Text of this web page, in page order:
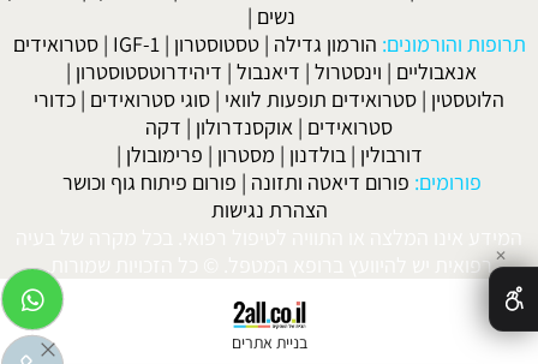
נשים |
תרופות והורמונים: הורמון גדילה |טסטוסטרון |
IGF-1
|סטרואידים
אנאבוליים | וינסטרול | דיאנבול | דיהידרוטסטוסטרון |
הלוטסטין | סטרואידים תופעות לוואי | סוגי סטרואידים | כדורי
סטרואידים | אוקסנדרולון | דקה
דורבולין | בולדנון | מסטרון | פרימובולן |
פורומים: פורום דיאטה ותזונה | פורום פיתוח גוף וכושר
הצהרת נגישות
המידע אינו המלצה או התוויה לטיפול רפואי. בכל מקרה של בעיה
רפואית יש להיוועץ ברופא המטפל. © כל הזכויות שמורות.
בניית אתרים
✕